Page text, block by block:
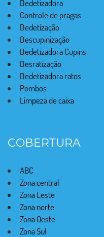
Dedetizadora
Controle de pragas
Dedetização
Descupinização
Dedetizadora Cupins
Desratização
Dedetizadora ratos
Pombos
Limpeza de caixa
COBERTURA
ABC
Zona central
Zona Leste
Zona norte
Zona Oeste
Zona Sul